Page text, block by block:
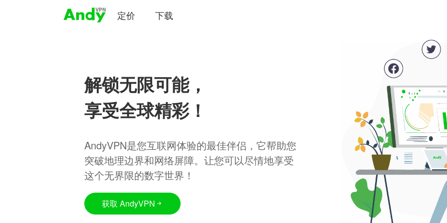
定价 下载
解锁无限可能，
享受全球精彩！
AndyVPN是您互联网体验的最佳伴侣，它帮助您
突破地理边界和网络屏障。让您可以尽情地享受
这个无界限的数字世界！
获取 AndyVPN